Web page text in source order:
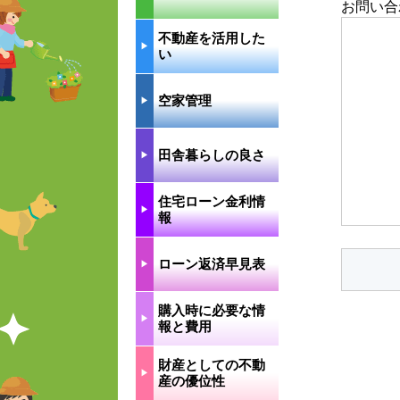
▶︎
不動産を活用した
い
▶︎ 空家管理
▶︎ 田舎暮らしの良さ
▶︎
住宅ローン金利情
報
▶︎ ローン返済早見表
▶︎
購入時に必要な情
報と費用
▶︎
財産としての不動
産の優位性
お問い